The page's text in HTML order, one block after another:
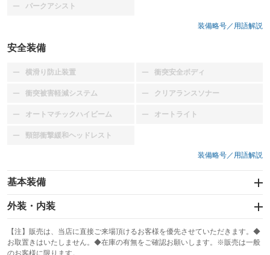
パークアシスト
：装備なし
装備略号／用語解説
安全装備
横滑り防止装置
：装備なし 衝突安全ボディ
：装備なし
衝突被害軽減システム
：装備なし クリアランスソナー
：装備なし
オートマチックハイビーム
：装備なし オートライト
：装備なし
頸部衝撃緩和ヘッドレスト
：装備なし
装備略号／用語解説
基本装備
エアバッグ
：装備なし
：装備なし
サンルーフ
：装備なし ABS
外装・内装
カーナビ
：装備なし
TV
：装備なし
【注】販売は、当店に直接ご来場頂けるお客様を優先させていただきます。◆
お取置きはいたしません。◆在庫の有無をご確認お願いします。※販売は一般
のお客様に限ります。